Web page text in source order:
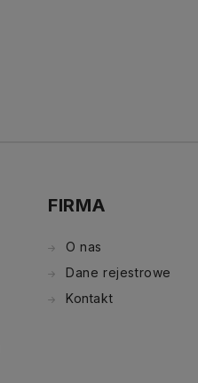
FIRMA
O nas
Dane rejestrowe
Kontakt